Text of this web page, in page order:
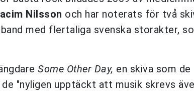
Nilsson och har noterats för två
med flertaliga svenska storakter,
Some Other Day, en skiva som de
"nyligen upptäckt att musik skrevs